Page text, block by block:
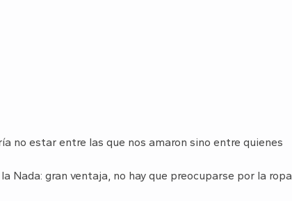
no estar entre las que nos amaron sino entre quienes
Nada: gran ventaja, no hay que preocuparse por la ropa